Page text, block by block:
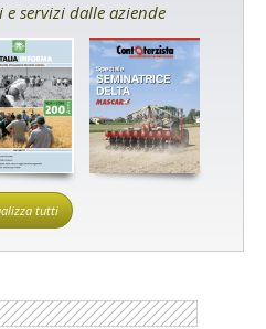
servizi dalle aziende
tutti